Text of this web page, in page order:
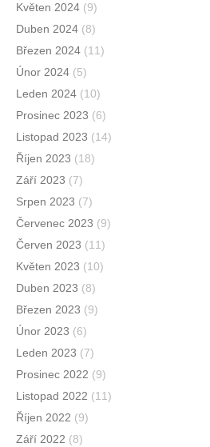
Květen 2024 (9)
Duben 2024 (8)
Březen 2024 (11)
Únor 2024 (5)
Leden 2024 (10)
Prosinec 2023 (6)
Listopad 2023 (14)
Říjen 2023 (18)
Září 2023 (7)
Srpen 2023 (7)
Červenec 2023 (9)
Červen 2023 (11)
Květen 2023 (10)
Duben 2023 (8)
Březen 2023 (9)
Únor 2023 (6)
Leden 2023 (7)
Prosinec 2022 (9)
Listopad 2022 (11)
Říjen 2022 (9)
Září 2022 (8)